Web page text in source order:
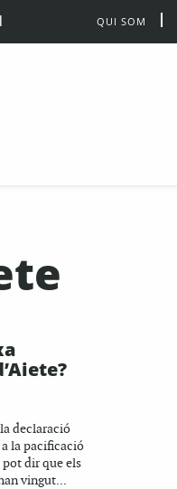
QUI SOM
declaració
a la pacificació
dir que els
vingut...